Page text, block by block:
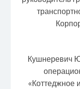
Кушнеревич
«Коттеджное